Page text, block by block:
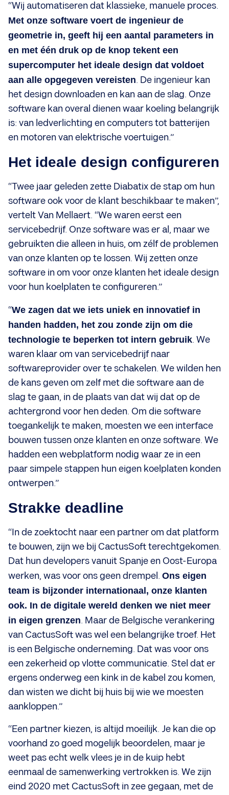
“Wij automatiseren dat klassieke, manuele proces.
Met onze software voert de ingenieur de
geometrie in, geeft hij een aantal parameters in
en met één druk op de knop tekent een
supercomputer het ideale design dat voldoet
aan alle opgegeven vereisten. De ingenieur kan
het design downloaden en kan aan de slag. Onze
software kan overal dienen waar koeling belangrijk
is: van ledverlichting en computers tot batterijen
en motoren van elektrische voertuigen.”
Het ideale design configureren
“Twee jaar geleden zette Diabatix de stap om hun
software ook voor de klant beschikbaar te maken”,
vertelt Van Mellaert. “We waren eerst een
servicebedrijf. Onze software was er al, maar we
gebruikten die alleen in huis, om zélf de problemen
van onze klanten op te lossen. Wij zetten onze
software in om voor onze klanten het ideale design
voor hun koelplaten te configureren.”
“We zagen dat we iets uniek en innovatief in
handen hadden, het zou zonde zijn om die
technologie te beperken tot intern gebruik. We
waren klaar om van servicebedrijf naar
softwareprovider over te schakelen. We wilden hen
de kans geven om zelf met die software aan de
slag te gaan, in de plaats van dat wij dat op de
achtergrond voor hen deden. Om die software
toegankelijk te maken, moesten we een interface
bouwen tussen onze klanten en onze software. We
hadden een webplatform nodig waar ze in een
paar simpele stappen hun eigen koelplaten konden
ontwerpen.”
Strakke deadline
“In de zoektocht naar een partner om dat platform
te bouwen, zijn we bij CactusSoft terechtgekomen.
Dat hun developers vanuit Spanje en Oost-Europa
werken, was voor ons geen drempel. Ons eigen
team is bijzonder internationaal, onze klanten
ook. In de digitale wereld denken we niet meer
in eigen grenzen. Maar de Belgische verankering
van CactusSoft was wel een belangrijke troef. Het
is een Belgische onderneming. Dat was voor ons
een zekerheid op vlotte communicatie. Stel dat er
ergens onderweg een kink in de kabel zou komen,
dan wisten we dicht bij huis bij wie we moesten
aankloppen.”
“Een partner kiezen, is altijd moeilijk. Je kan die op
voorhand zo goed mogelijk beoordelen, maar je
weet pas echt welk vlees je in de kuip hebt
eenmaal de samenwerking vertrokken is. We zijn
eind 2020 met CactusSoft in zee gegaan, met de